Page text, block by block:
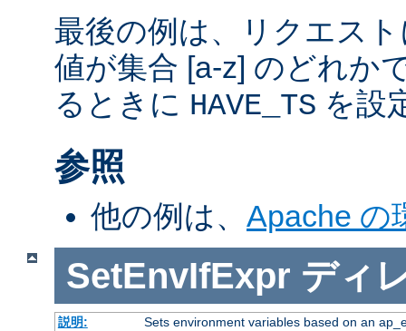
最後の例は、リクエス
値が集合 [a-z] のどれか
るときに HAVE_TS を設
参照
他の例は、 Apache の
SetEnvIfExpr ディ
説明:
Sets environment variables based on an